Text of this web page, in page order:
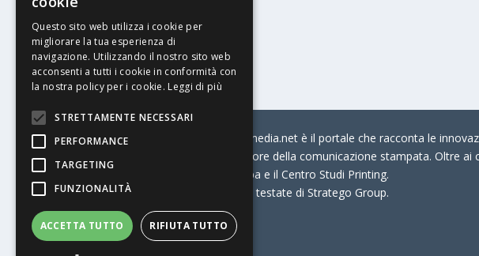
© Stratego Group –
stampamedia.net è il portale che racconta le
per chi opera in Italia nel settore della comunicazione stampata. Oltre
Connection, i Big della Stampa e il Centro Studi Printing.
Stampamedia.net è una delle testate di Stratego Group.
Partita IVA07921450156
Questo sito web utilizza i cookie per
migliorare la tua esperienza di
navigazione. Utilizzando il nostro sito web
acconsenti a tutti i cookie in conformità con
la nostra policy per i cookie. Leggi di più
STRETTAMENTE NECESSARI
PERFORMANCE
TARGETING
FUNZIONALITÀ
ACCETTA TUTTO RIFIUTA TUTTO